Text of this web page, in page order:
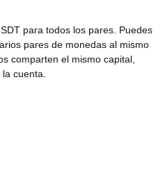
para todos los pares. Puedes
pares de monedas al mismo
comparten el mismo capital,
cuenta.